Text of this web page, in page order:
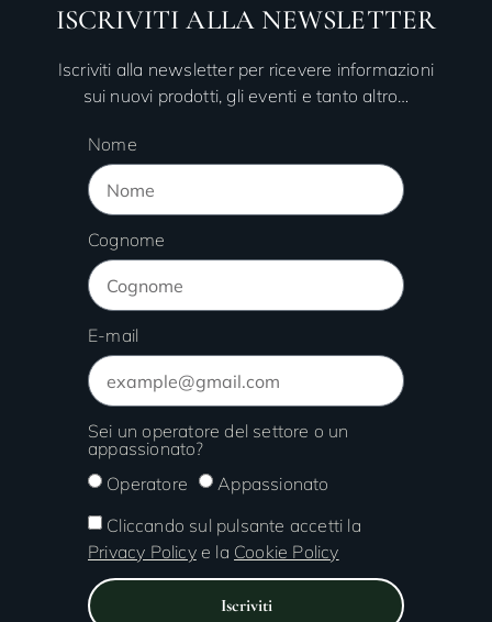
ISCRIVITI ALLA NEWSLETTER
Iscriviti alla newsletter per ricevere informazioni
sui nuovi prodotti, gli eventi e tanto altro…
Nome
Cognome
E-mail
Sei un operatore del settore o un
appassionato?
Operatore
Appassionato
Cliccando sul pulsante accetti la
Privacy Policye la Cookie Policy
Iscriviti